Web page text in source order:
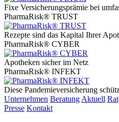
Fixe Versicherungsprämie bei
PharmaRisk® TRUST
Rezepte sind das Kapital Ihrer
PharmaRisk® CYBER
Apotheken sicher im Netz
PharmaRisk® INFEKT
Diese Pandemieversicherung
Unternehmen Beratung Aktuell
Presse Kontakt